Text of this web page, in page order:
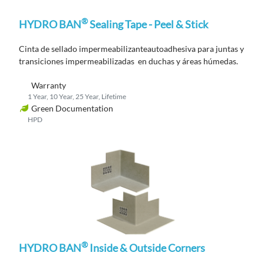
HYDRO BAN®Sealing Tape - Peel & Stick
Cinta de sellado impermeabilizante​​​​​​autoadhesiva para juntas y
transiciones impermeabilizadas ​​​​​​ en duchas y áreas húmedas.
Warranty
1 Year, 10 Year, 25 Year, Lifetime
Green Documentation
HPD
HYDRO BAN®Inside & Outside Corners